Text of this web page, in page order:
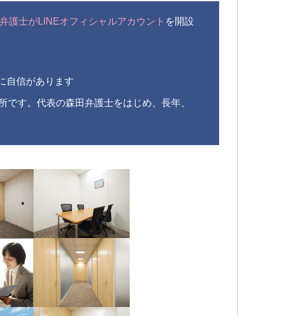
護士がLINEオフィシャルアカウント を開設
自信があります
です。代表の森田弁護士をはじめ、長年、